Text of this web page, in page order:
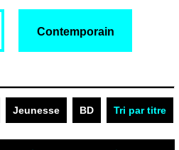
Moyen Age
Contemporain
Jeunesse BD Tri par titre